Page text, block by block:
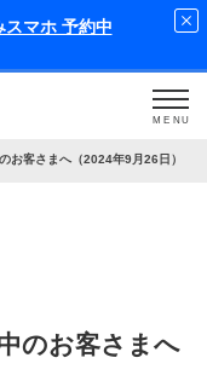
17 Pro 発売中
MENU
お客さまへ（2024年9月26日）
のお客さまへ